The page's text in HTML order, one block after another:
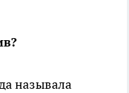
называла